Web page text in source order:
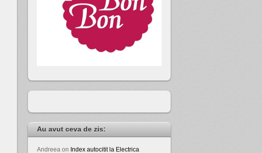
Au avut ceva de zis:
Andreea on Index autocitit la Electrica